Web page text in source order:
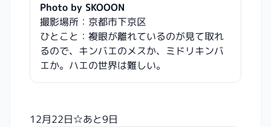
Photo by SKOOON
撮影場所：京都市下京区
ひとこと：複眼が離れているのが見て取れ
るので、キンバエのメスか、ミドリキンバ
エか。ハエの世界は難しい。
12月22日☆あと9日